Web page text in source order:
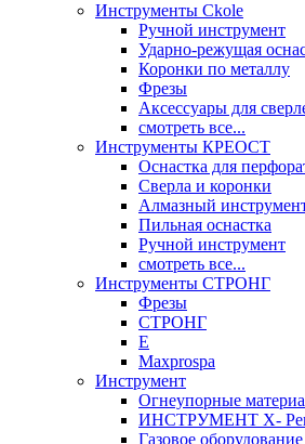
Инструменты Ckole
Ручной инструмент
Ударно‑режущая
Коронки по металлу
Фрезы
Аксессуары для
смотреть все...
Инструменты КРЕОСТ
Оснастка для
Сверла и коронки
Алмазный
Пильная оснастка
Ручной инструмент
смотреть все...
Инструменты СТРОНГ
Фрезы
СТРОНГ
Е
Maxprospa
Инструмент
Огнеупорные
ИНСТРУМЕНТ X-
Газовое